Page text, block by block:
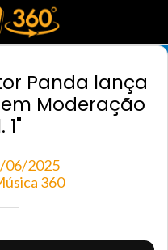
Panda lança
Moderação
1"
06/2025
360